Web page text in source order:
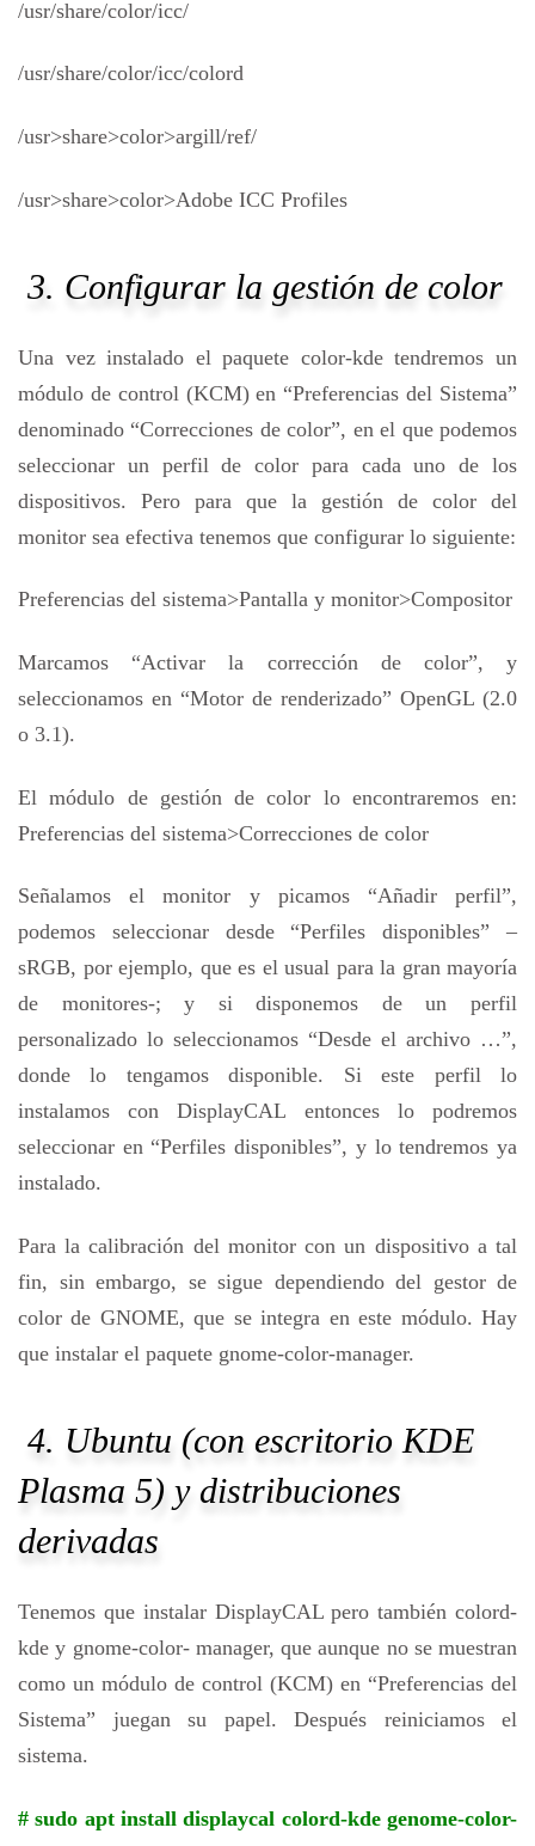
/usr/share/color/icc/
/usr/share/color/icc/colord
/usr>share>color>argill/ref/
/usr>share>color>Adobe ICC Profiles
3. Configurar la gestión de color
Una vez instalado el paquete color-kde tendremos un
módulo de control (KCM) en “Preferencias del Sistema”
denominado “Correcciones de color”, en el que podemos
seleccionar un perfil de color para cada uno de los
dispositivos. Pero para que la gestión de color del
monitor sea efectiva tenemos que configurar lo siguiente:
Preferencias del sistema>Pantalla y monitor>Compositor
Marcamos “Activar la corrección de color”, y
seleccionamos en “Motor de renderizado” OpenGL (2.0
o 3.1).
El módulo de gestión de color lo encontraremos en:
Preferencias del sistema>Correcciones de color
Señalamos el monitor y picamos “Añadir perfil”,
podemos seleccionar desde “Perfiles disponibles” –
sRGB, por ejemplo, que es el usual para la gran mayoría
de monitores-; y si disponemos de un perfil
personalizado lo seleccionamos “Desde el archivo …”,
donde lo tengamos disponible. Si este perfil lo
instalamos con DisplayCAL entonces lo podremos
seleccionar en “Perfiles disponibles”, y lo tendremos ya
instalado.
Para la calibración del monitor con un dispositivo a tal
fin, sin embargo, se sigue dependiendo del gestor de
color de GNOME, que se integra en este módulo. Hay
que instalar el paquete gnome-color-manager.
4. Ubuntu (con escritorio KDE
Plasma 5) y distribuciones
derivadas
Tenemos que instalar DisplayCAL pero también colord-
kde y gnome-color- manager, que aunque no se muestran
como un módulo de control (KCM) en “Preferencias del
Sistema” juegan su papel. Después reiniciamos el
sistema.
# sudo apt install displaycal colord-kde genome-color-